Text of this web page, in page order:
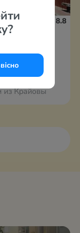
8.8
из Крайовы